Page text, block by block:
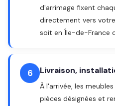
d'arrimage fixent
directement vers
soit en Île-de-France
6 Livraison,
À l'arrivée, les
pièces désignées et